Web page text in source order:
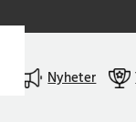
Nyheter